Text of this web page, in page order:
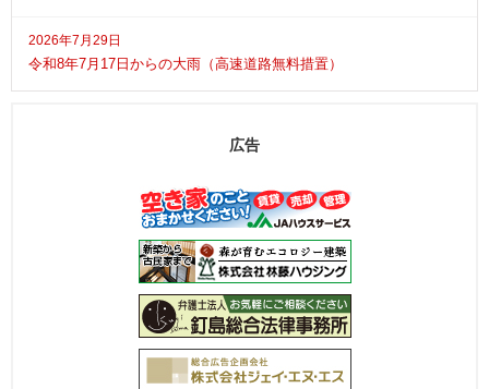
2026年7月29日
令和8年7月17日からの大雨（高速道路無料措置）
広告